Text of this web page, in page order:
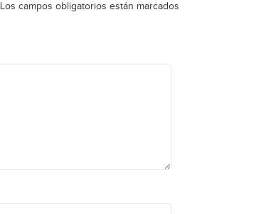
Los campos obligatorios están marcados